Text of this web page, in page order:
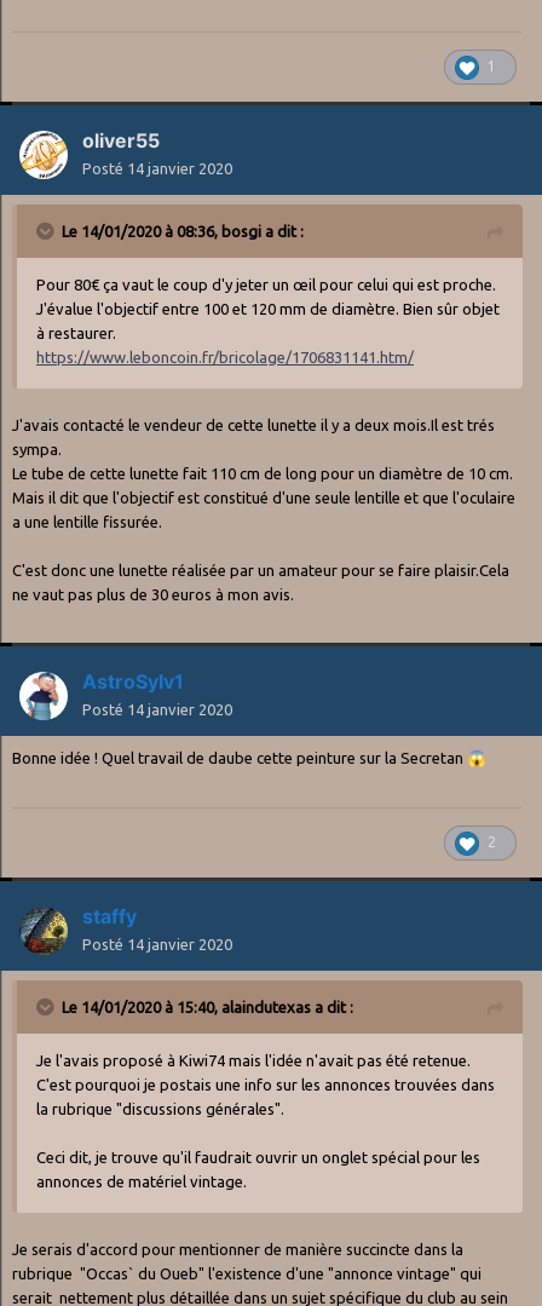
1
oliver55
Posté 14 janvier 2020
Le 14/01/2020 à 08:36, bosgi a dit :
Pour 80€ ça vaut le coup d'y jeter un œil pour celui qui est proche.
J'évalue l'objectif entre 100 et 120 mm de diamètre. Bien sûr objet
à restaurer.
https://www.leboncoin.fr/bricolage/1706831141.htm/
J'avais contacté le vendeur de cette lunette il y a deux mois.Il est trés
sympa.
Le tube de cette lunette fait 110 cm de long pour un diamètre de 10 cm.
Mais il dit que l'objectif est constitué d'une seule lentille et que l'oculaire
a une lentille fissurée.
C'est donc une lunette réalisée par un amateur pour se faire plaisir.Cela
ne vaut pas plus de 30 euros à mon avis.
As troSy lv 1
Posté 14 janvier 2020
Bonne idée ! Quel travail de daube cette peinture sur la Secretan 😱
2
staffy
Posté 14 janvier 2020
Le 14/01/2020 à 15:40, alaindutexas a dit :
Je l'avais proposé à Kiwi74 mais l'idée n'avait pas été retenue.
C'est pourquoi je postais une info sur les annonces trouvées dans
la rubrique "discussions générales".
Ceci dit, je trouve qu'il faudrait ouvrir un onglet spécial pour les
annonces de matériel vintage.
Je serais d'accord pour mentionner de manière succincte dans la
rubrique "Occas` du Oueb" l'existence d'une "annonce vintage" qui
serait nettement plus détaillée dans un sujet spécifique du club au sein